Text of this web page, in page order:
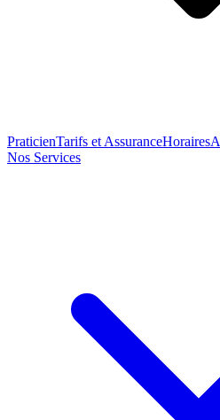
PraticienTarifs et AssuranceHoraires
Nos Services